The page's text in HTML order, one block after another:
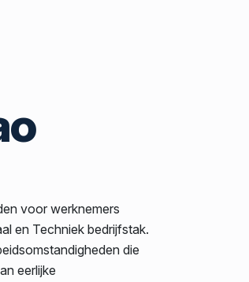
voor werknemers
en Techniek bedrijfstak.
die
eerlijke